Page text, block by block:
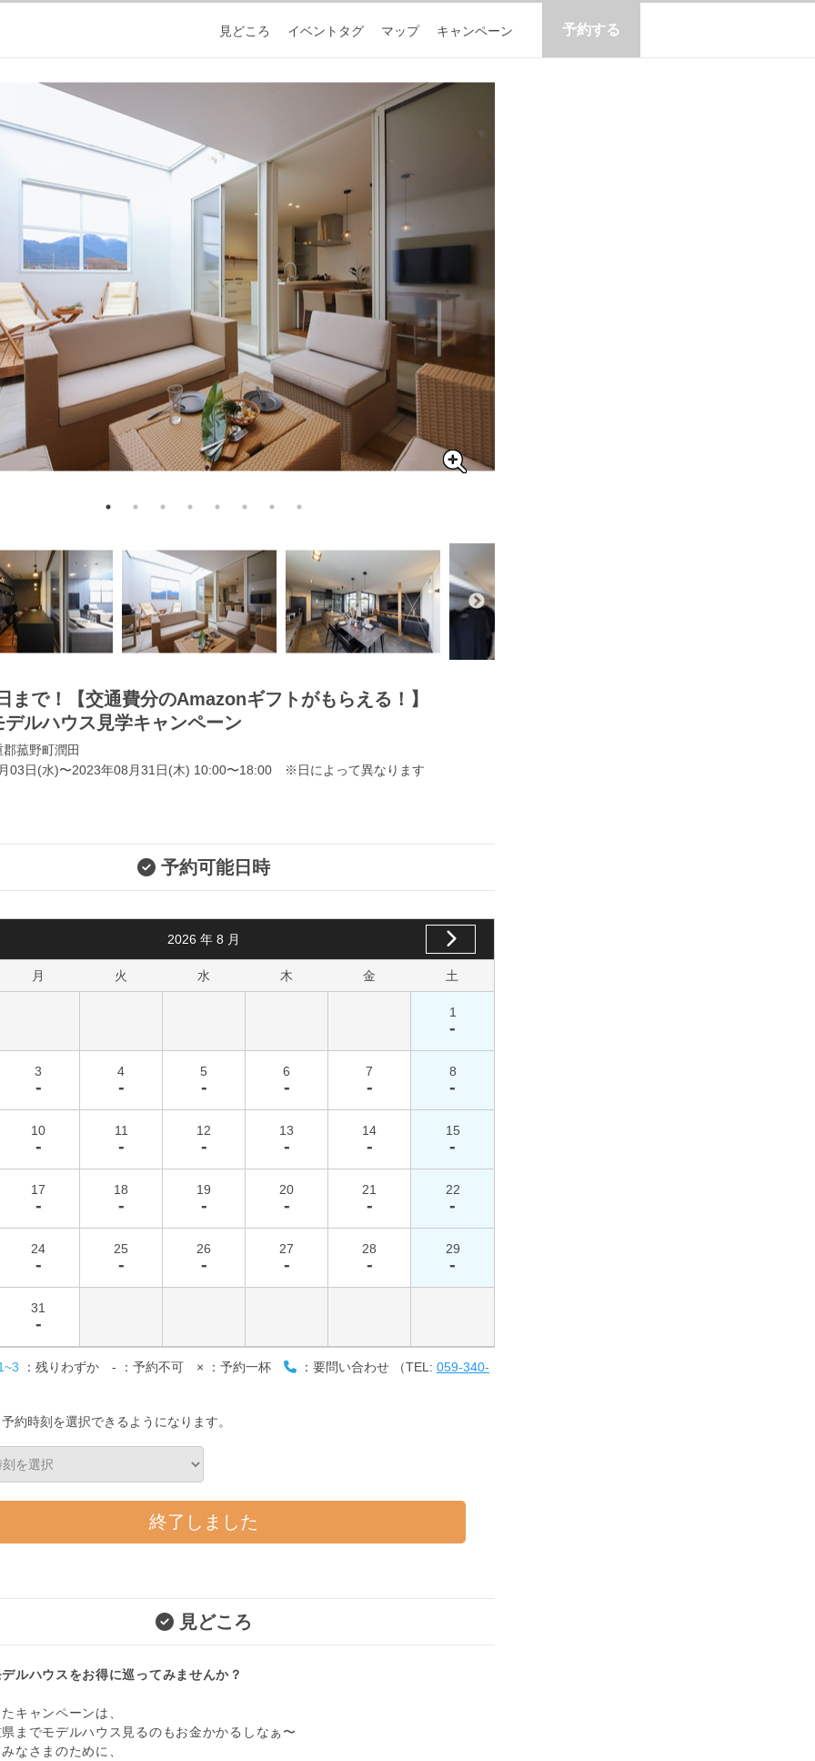
見どころ イベントタグ マップ キャンペーン 予約する
まで！【交通費分のAmazonギフトがもらえる！】
ルハウス見学キャンペーン
菰野町潤田
03日(水)〜2023年08月31日(木) 10:00〜18:00 ※日によって異なります
予約可能日時
2026 年 8 月
月 火 水 木 金 土
1
-
3
-
4
-
5
-
6
-
7
-
8
-
10
-
11
-
12
-
13
-
14
-
15
-
17
-
18
-
19
-
20
-
21
-
22
-
24
-
25
-
26
-
27
-
28
-
29
-
31
-
：残りわずか - ：予約不可 × ：予約一杯 ：要問い合わせ （TEL: 059-340-
約時刻を選択できるようになります。
終了しました
見どころ
ルハウスをお得に巡ってみませんか？
キャンペーンは、
までモデルハウス見るのもお金かかるしなぁ〜
なさまのために、